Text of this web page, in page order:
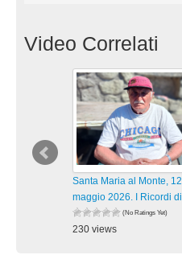
Video Correlati
Santa Maria al Monte, 12
maggio 2026. I Ricordi di
(No Ratings Yet)
230 views